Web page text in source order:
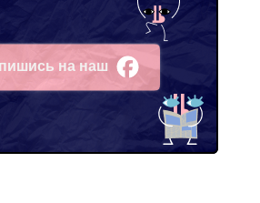
на наш